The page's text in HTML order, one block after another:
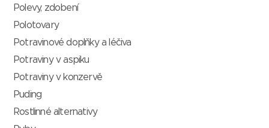
Polevy, zdobení
Polotovary
Potravinové doplňky a léčiva
Potraviny v aspiku
Potraviny v konzervě
Puding
Rostlinné alternativy